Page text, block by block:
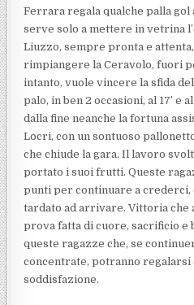
Ferrara regala qualche palla gol
serve solo a mettere in vetrina
Liuzzo, sempre pronta e
rimpiangere la Ceravolo, fuori
intanto, vuole vincere la sfida
palo, in ben 2 occasioni, al 17’ e
dalla fine neanche la fortuna
Locri, con un sontuoso
che chiude la gara. Il lavoro
portato i suoi frutti. Queste
punti per continuare a crederci,
tardato ad arrivare. Vittoria che
prova fatta di cuore, sacrificio
queste ragazze che, se
concentrate, potranno regalarsi
soddisfazione.